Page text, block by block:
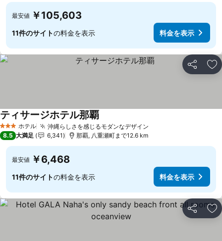
最安値 ￥105,603
11件のサイトの料金を表示 料金を表示
シェア お
3 ホテルのランク
ホテル 沖縄らしさを感じるモダンなデザイン
ティサージホテル那覇
8.5 大満足 6,341 那覇, 八重瀬町まで12.6 km
最安値 ￥6,468
11件のサイトの料金を表示 料金を表示
シェア お